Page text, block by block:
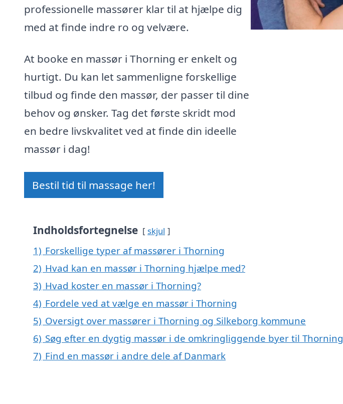
professionelle massører klar til at hjælpe dig
med at finde indre ro og velvære.
At booke en massør i Thorning er enkelt og
hurtigt. Du kan let sammenligne forskellige
tilbud og finde den massør, der passer til dine
behov og ønsker. Tag det første skridt mod
en bedre livskvalitet ved at finde din ideelle
massør i dag!
Bestil tid til massage her!
Indholdsfortegnelse skjul
1) Forskellige typer af massører i Thorning
2) Hvad kan en massør i Thorning hjælpe med?
3) Hvad koster en massør i Thorning?
4) Fordele ved at vælge en massør i Thorning
5) Oversigt over massører i Thorning og Silkeborg kommune
6) Søg efter en dygtig massør i de omkringliggende byer til Thorning
7) Find en massør i andre dele af Danmark